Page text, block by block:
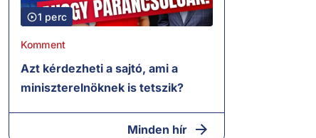
1 perc
Komment
Azt kérdezheti a sajtó, ami a
miniszterelnöknek is tetszik?
Minden hír